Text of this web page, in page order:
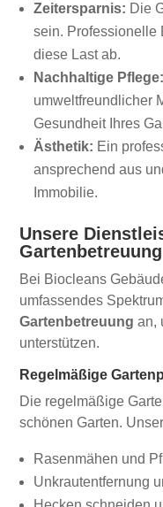
Zeitersparnis: Die
sein. Professionelle
diese Last ab.
Nachhaltige Pflege:
umweltfreundlicher
Gesundheit Ihres
Ästhetik: Ein
ansprechend aus
Immobilie.
Unsere
Gartenbetreuung
Bei Biocleans
umfassendes
Gartenbetreuung an,
unterstützen.
Regelmäßige
Die regelmäßige
schönen Garten.
Rasenmähen und
Unkrautentfernung